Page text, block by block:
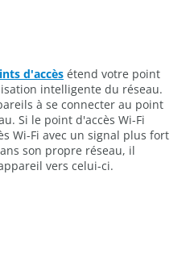
d'accès étend votre point
intelligente du réseau.
à se connecter au point
Si le point d'accès Wi-Fi
Wi-Fi avec un signal plus fort
son propre réseau, il
vers celui-ci.